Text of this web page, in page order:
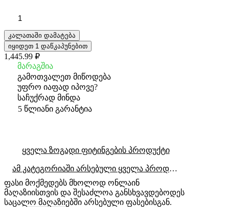
1
კალათაში დამატება
იყიდეთ 1 დაწკაპუნებით
1,445.99 ₽
მარაგშია
გამოთვალეთ მიწოდება
უფრო იაფად იპოვე?
საჩუქრად მინდა
5 წლიანი გარანტია
ყველა ზოგადი ფიტინგების პროდუქტი
ამ კატეგორიაში არსებული ყველა პროდუქტი
ფასი მოქმედებს მხოლოდ ონლაინ
მაღაზიისთვის და შესაძლოა განსხვავდებოდეს
საცალო მაღაზიებში არსებული ფასებისგან.